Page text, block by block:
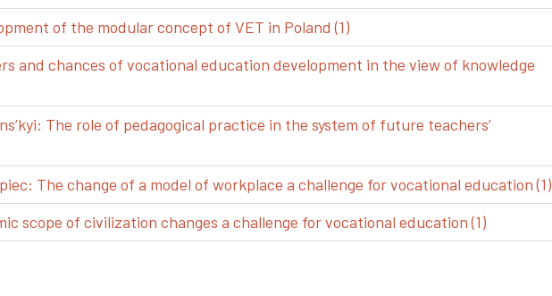
of the modular concept of VET in Poland (1)
and chances of vocational education development in the view of knowledge
The role of pedagogical practice in the system of future teachers’
The change of a model of workplace a challenge for vocational education (1)
scope of civilization changes a challenge for vocational education (1)